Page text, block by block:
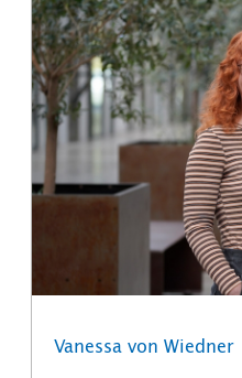
Vanessa von Wiedner